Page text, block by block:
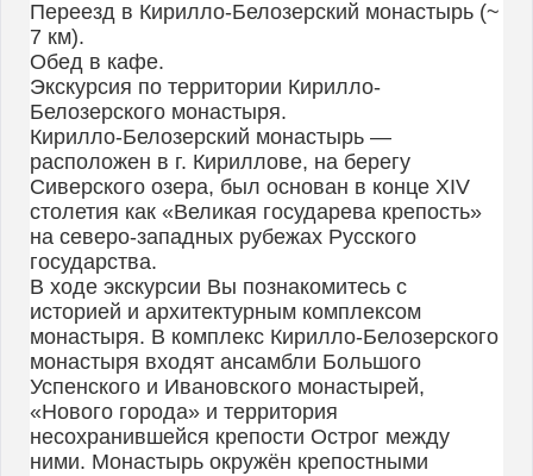
Переезд в Кирилло-Белозерский монастырь (~
7 км).
Обед в кафе.
Экскурсия по территории Кирилло-
Белозерского монастыря.
Кирилло-Белозерский монастырь —
расположен в г. Кириллове, на берегу
Сиверского озера, был основан в конце XIV
столетия как «Великая государева крепость»
на северо-западных рубежах Русского
государства.
В ходе экскурсии Вы познакомитесь с
историей и архитектурным комплексом
монастыря. В комплекс Кирилло-Белозерского
монастыря входят ансамбли Большого
Успенского и Ивановского монастырей,
«Нового города» и территория
несохранившейся крепости Острог между
ними. Монастырь окружён крепостными